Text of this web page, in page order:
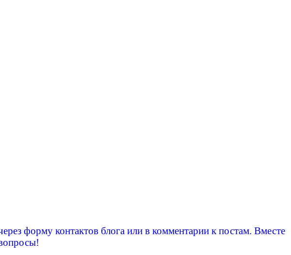
форму контактов блога или в комментарии к постам. Вместе